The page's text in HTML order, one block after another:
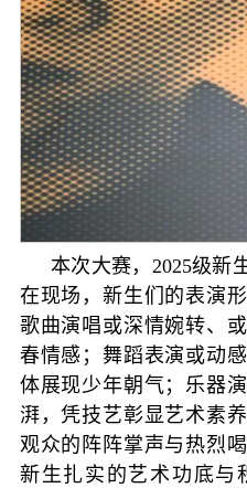
本次大赛，2025级新
在现场，新生们的表演
歌曲演唱或深情婉转、
春情感；舞蹈表演或动
体展现少年朝气；乐器
湃，凭技艺彰显艺术素
观众的阵阵掌声与热烈
新生扎实的艺术功底与